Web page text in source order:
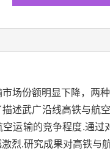
场份额明显下降，两
述武广沿线高铁与航
运输的竞争程度.通
烈.研究成果对高铁与